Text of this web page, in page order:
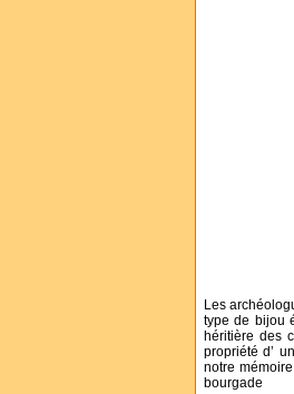
Les
type de bijou
héritière des
propriété d’
notre
bourgade